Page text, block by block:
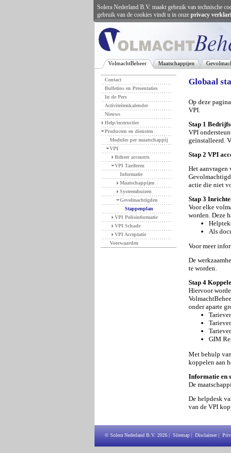
VolmachtBeheer Maatschappijen
Contact
Bulletins en Presentaties
In de Pers
Activiteitenkalender
Nieuws
Help/instructies
Producten en diensten
Modules per maatschappij
VPI
Beheer accounts
VPI Tariferen
Informatie
Maatschappijen
Systeemhuizen
Gevolmachtigden
Stappenplan
VPI Polisinformatie
VPI Schade
VPI Acceptatie
Voorwaarden
Globaal
Op deze
VPI.
Stap 1
VPI
geïnstalleerd.
Stap 2 VPI
Het aanvragen
actie die niet
Stap 3
Voor elke
worden. Deze
Als
Voor meer
De
te worden.
Stap 4
Hiervoor
onder aparte
GIM
Met behulp
koppelen aan
Informatie en
De
De helpdesk
van de VPI
© Solera Nederland B.V. 2026 | Sitemap | Disclaimer|
Solera Nederland B.V. maakt gebruik van technische
gebruik van de cookies vindt u in onze privacy